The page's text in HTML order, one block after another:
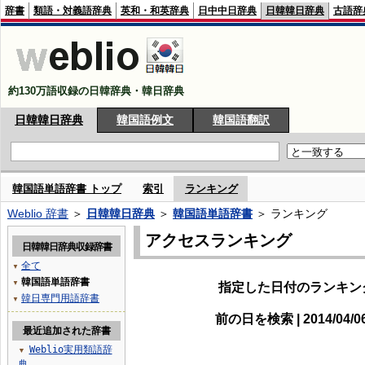
辞書 類語・対義語辞典 英和・和英辞典 日中中日辞典 日韓韓日辞典 古語辞
約130万語収録の日韓辞典・韓日辞典
日韓韓日辞典 韓国語例文 韓国語翻訳
韓国語単語辞書 トップ 索引 ランキング
Weblio 辞書 ＞ 日韓韓日辞典 ＞ 韓国語単語辞書 ＞ ランキング
アクセスランキング
指定した日付のランキ
前の日を検索 | 2014/04/
日韓韓日辞典収録辞書
▼ 全て
▼ 韓国語単語辞書
▼ 韓日専門用語辞書
最近追加された辞書
▼
Weblio実用類語辞